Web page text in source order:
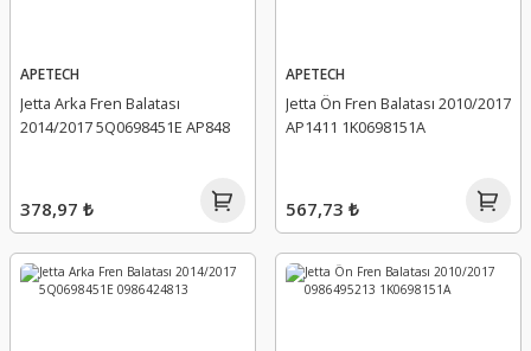
APETECH
Jetta Arka Fren Balatası
2014/2017 5Q0698451E AP848
378,97 ₺
APETECH
Jetta Ön Fren Balatası 2010/2017
AP1411 1K0698151A
567,73 ₺